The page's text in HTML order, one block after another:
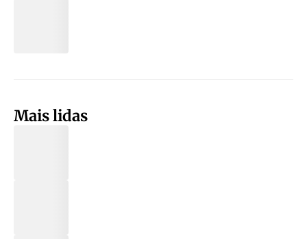
Mais lidas